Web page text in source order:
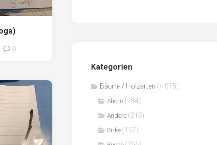
Spanwerkstoffe
0
Kategorien
Bäum- / Holzarten (4.015)
Ahorn (284)
Andere (219)
Birke (157)